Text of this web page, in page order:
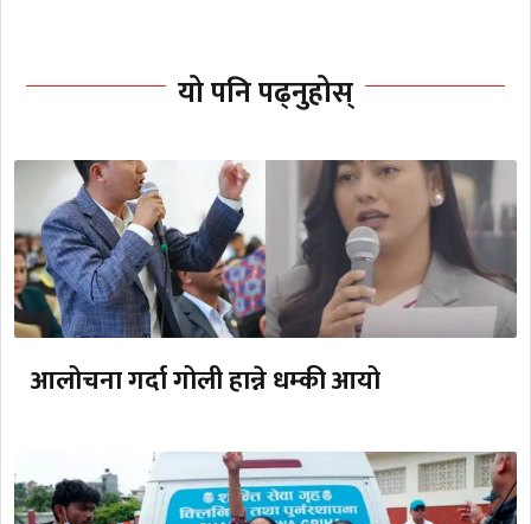
यो पनि पढ्नुहोस्
आलोचना गर्दा गोली हान्ने धम्की आयो